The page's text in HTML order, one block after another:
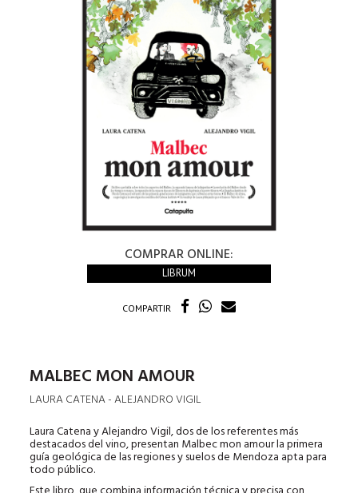
COMPRAR ONLINE:
LIBRUM
COMPARTIR
MALBEC MON AMOUR
LAURA CATENA - ALEJANDRO VIGIL
Laura Catena y Alejandro Vigil, dos de los referentes más
destacados del vino, presentan Malbec mon amour la primera
guía geológica de las regiones y suelos de Mendoza apta para
todo público.